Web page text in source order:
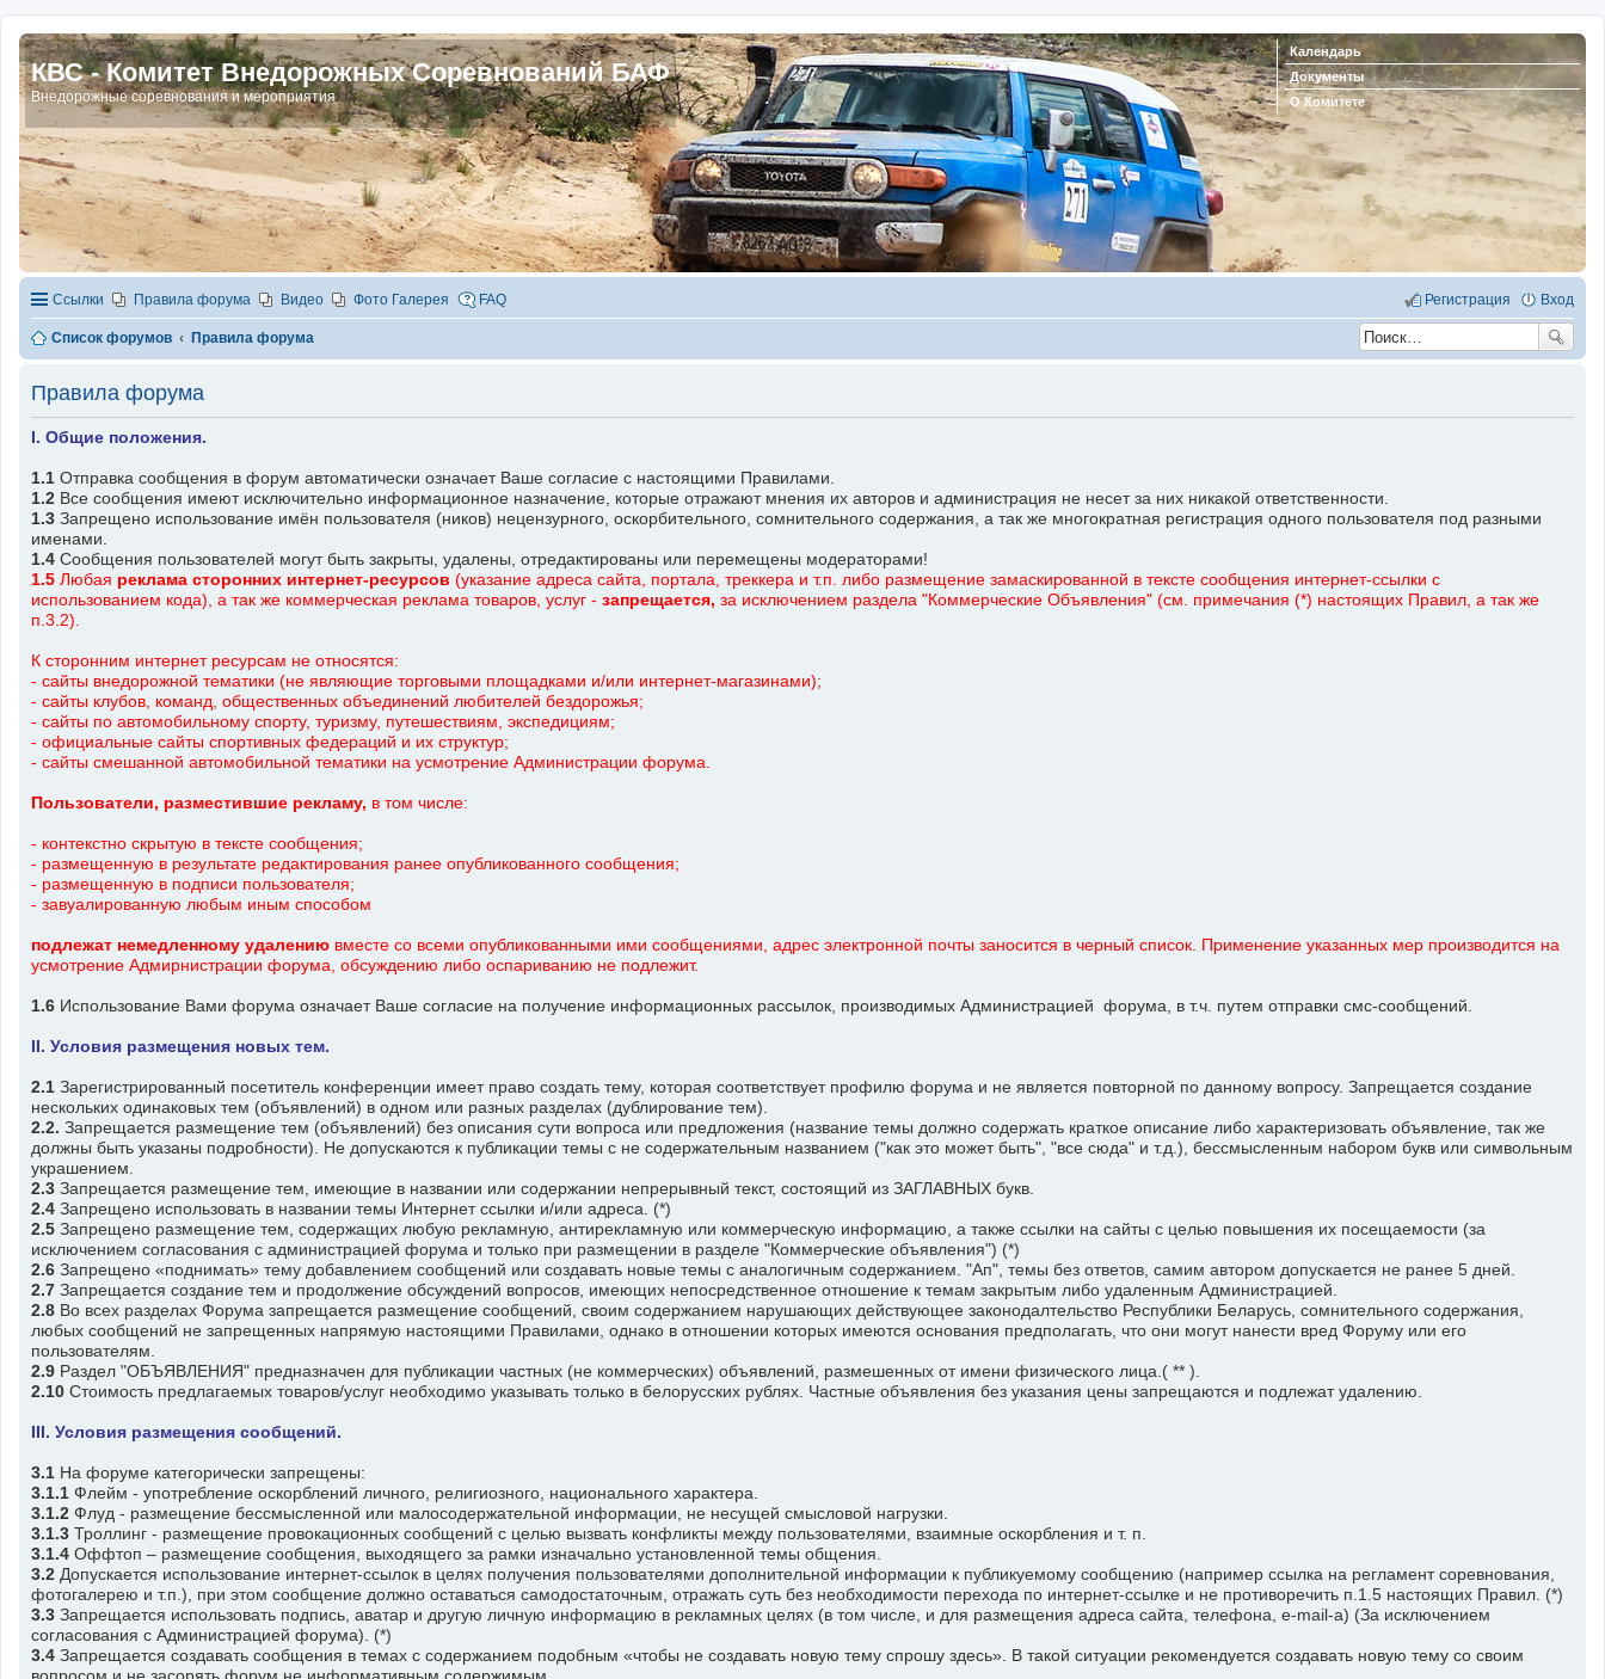
КВС - Комитет Внедорожных Соревнований БАФ
Внедорожные соревнования и мероприятия
Календарь
Документы
О Комитете
Ссылки Правила форума Видео Фото Галерея FAQ Вход
Регистрация
Список форумов Правила форума
Правила форума
I. Общие положения.
1.1 Отправка сообщения в форум автоматически означает Ваше согласие с настоящими Правилами.
1.2 Все сообщения имеют исключительно информационное назначение, которые отражают мнения их авторов и администрация не несет за них никакой ответственности.
1.3 Запрещено использование имён пользователя (ников) нецензурного, оскорбительного, сомнительного содержания, а так же многократная регистрация одного пользователя под разными
именами.
1.4 Сообщения пользователей могут быть закрыты, удалены, отредактированы или перемещены модераторами!
1.5 Любая реклама сторонних интернет-ресурсов (указание адреса сайта, портала, треккера и т.п. либо размещение замаскированной в тексте сообщения интернет-ссылки с
использованием кода), а так же коммерческая реклама товаров, услуг - запрещается, за исключением раздела "Коммерческие Объявления" (см. примечания (*) настоящих Правил, а так же
п.3.2).
К сторонним интернет ресурсам не относятся:
- сайты внедорожной тематики (не являющие торговыми площадками и/или интернет-магазинами);
- сайты клубов, команд, общественных объединений любителей бездорожья;
- сайты по автомобильному спорту, туризму, путешествиям, экспедициям;
- официальные сайты спортивных федераций и их структур;
- сайты смешанной автомобильной тематики на усмотрение Администрации форума.
Пользователи, разместившие рекламу, в том числе:
- контекстно скрытую в тексте сообщения;
- размещенную в результате редактирования ранее опубликованного сообщения;
- размещенную в подписи пользователя;
- завуалированную любым иным способом
подлежат немедленному удалению вместе со всеми опубликованными ими сообщениями, адрес электронной почты заносится в черный список. Применение указанных мер производится на
усмотрение Адмирнистрации форума, обсуждению либо оспариванию не подлежит.
1.6 Использование Вами форума означает Ваше согласие на получение информационных рассылок, производимых Администрацией форума, в т.ч. путем отправки смс-сообщений.
II. Условия размещения новых тем.
2.1 Зарегистрированный посетитель конференции имеет право создать тему, которая соответствует профилю форума и не является повторной по данному вопросу. Запрещается создание
нескольких одинаковых тем (объявлений) в одном или разных разделах (дублирование тем).
2.2. Запрещается размещение тем (объявлений) без описания сути вопроса или предложения (название темы должно содержать краткое описание либо характеризовать объявление, так же
должны быть указаны подробности). Не допускаются к публикации темы с не содержательным названием ("как это может быть", "все сюда" и т.д.), бессмысленным набором букв или символьным
украшением.
2.3 Запрещается размещение тем, имеющие в названии или содержании непрерывный текст, состоящий из ЗАГЛАВНЫХ букв.
2.4 Запрещено использовать в названии темы Интернет ссылки и/или адреса. (*)
2.5 Запрещено размещение тем, содержащих любую рекламную, антирекламную или коммерческую информацию, а также ссылки на сайты с целью повышения их посещаемости (за
исключением согласования с администрацией форума и только при размещении в разделе "Коммерческие объявления") (*)
2.6 Запрещено «поднимать» тему добавлением сообщений или создавать новые темы с аналогичным содержанием. "Ап", темы без ответов, самим автором допускается не ранее 5 дней.
2.7 Запрещается создание тем и продолжение обсуждений вопросов, имеющих непосредственное отношение к темам закрытым либо удаленным Администрацией.
2.8 Во всех разделах Форума запрещается размещение сообщений, своим содержанием нарушающих действующее законодалтельство Республики Беларусь, сомнительного содержания,
любых сообщений не запрещенных напрямую настоящими Правилами, однако в отношении которых имеются основания предполагать, что они могут нанести вред Форуму или его
пользователям.
2.9 Раздел "ОБЪЯВЛЕНИЯ" предназначен для публикации частных (не коммерческих) объявлений, размешенных от имени физического лица.( ** ).
2.10 Стоимость предлагаемых товаров/услуг необходимо указывать только в белорусских рублях. Частные объявления без указания цены запрещаются и подлежат удалению.
III. Условия размещения сообщений.
3.1 На форуме категорически запрещены:
3.1.1 Флейм - употребление оскорблений личного, религиозного, национального характера.
3.1.2 Флуд - размещение бессмысленной или малосодеpжательной информации, не несущей смысловой нагрузки.
3.1.3 Троллинг - размещение провокационных сообщений с целью вызвать конфликты между пользователями, взаимные оскорбления и т. п.
3.1.4 Оффтоп – размещение сообщения, выходящего за рамки изначально установленной темы общения.
3.2 Допускается использование интернет-ссылок в целях получения пользователями дополнительной информации к публикуемому сообщению (например ссылка на регламент соревнования,
фотогалерею и т.п.), при этом сообщение должно оставаться самодостаточным, отражать суть без необходимости перехода по интернет-ссылке и не противоречить п.1.5 настоящих Правил. (*)
3.3 Запрещается использовать подпись, аватар и другую личную информацию в рекламных целях (в том числе, и для размещения адреса сайта, телефона, e-mail-а) (За исключением
согласования с Администрацией форума). (*)
3.4 Запрещается создавать сообщения в темах с содержанием подобным «чтобы не создавать новую тему спрошу здесь». В такой ситуации рекомендуется создавать новую тему со своим